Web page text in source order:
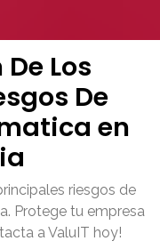
Los
De
en
riesgos de
Protege tu empresa
a ValuIT hoy!